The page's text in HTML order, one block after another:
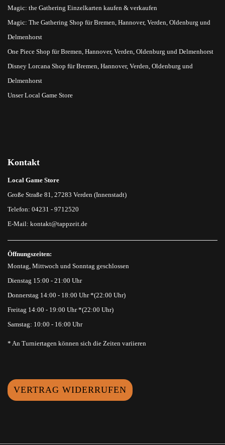
Magic: the Gathering Einzelkarten kaufen & verkaufen
Magic: The Gathering Shop für Bremen, Hannover, Verden, Oldenburg und
Delmenhorst
One Piece Shop für Bremen, Hannover, Verden, Oldenburg und Delmenhorst
Disney Lorcana Shop für Bremen, Hannover, Verden, Oldenburg und
Delmenhorst
Unser Local Game Store
Kontakt
Local Game Store
Große Straße 81, 27283 Verden (Innenstadt)
Telefon: 04231 - 9712520
E-Mail: kontakt@tappzeit.de
Öffnungszeiten:
Montag, Mittwoch und Sonntag geschlossen
Dienstag 15:00 - 21:00 Uhr
Donnerstag 14:00 - 18:00 Uhr *(22:00 Uhr)
Freitag 14:00 - 19:00 Uhr *(22:00 Uhr)
Samstag: 10:00 - 16:00 Uhr
* An Turniertagen können sich die Zeiten variieren
VERTRAG WIDERRUFEN